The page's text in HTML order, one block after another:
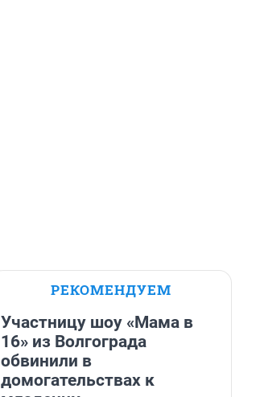
РЕКОМЕНДУЕМ
Участницу шоу «Мама в
16» из Волгограда
обвинили в
домогательствах к